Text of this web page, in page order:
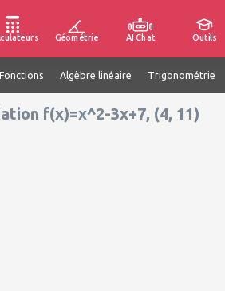
Géométrie AI Chat Outils
Fonctions Algèbre linéaire Trigonométrie
f(x)=x^2-3x+7, (4, 11)